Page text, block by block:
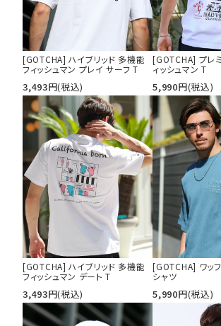
tune 絞り込んで検索する
[GOTCHA] ハイブリッド 多機能
フィッシュマン プレイ サーフ T
3,493円(税込)
[GOTCHA] プレ
ィッシュマン T
5,990円(税込)
[GOTCHA] ハイブリッド 多機能
フィッシュマン デート T
3,493円(税込)
[GOTCHA] ワッ
シャツ
5,990円(税込)